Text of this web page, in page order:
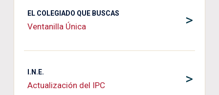
>
EL COLEGIADO QUE BUSCAS
Ventanilla Única
>
I.N.E.
Actualización del IPC